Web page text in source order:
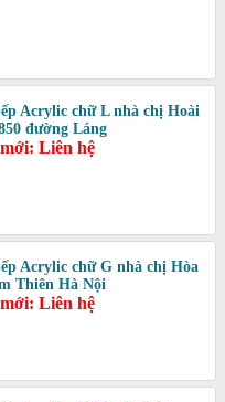
Acrylic chữ L nhà chị Hoài
đường Láng
Liên hệ
Acrylic chữ G nhà chị Hòa
Thiên Hà Nội
Liên hệ